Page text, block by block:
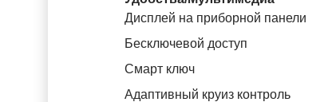
Дисплей на приборной панели
Бесключевой доступ
Смарт ключ
Адаптивный круиз контроль